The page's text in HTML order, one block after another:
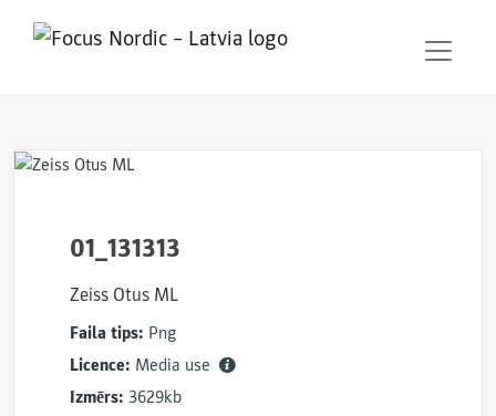
01_131313
Zeiss Otus ML
Faila tips: Png
Licence: Media use
Izmērs: 3629kb